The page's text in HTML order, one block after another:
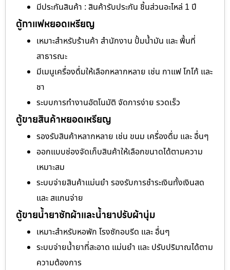
มีประกันสินค้า : สินค้ารับประกัน ชิ้นส่วนอะไหล่ 1 ปี
ตู้กาแฟหยอดเหรียญ
เหมาะสำหรับร้านค้า สำนักงาน ปั้มน้ำมัน และ พื้นที่
สาธารณะ
มีเมนูเครื่องดื่มให้เลือกหลากหลาย เช่น กาแฟ โกโก้ และ
ชา
ระบบการทำงานอัตโนมัติ จัดการง่าย รวดเร็ว
ตู้ขายสินค้าหยอดเหรียญ
รองรับสินค้าหลากหลาย เช่น ขนม เครื่องดื่ม และ อื่นๆ
ออกแบบช่องจัดเก็บสินค้าให้เลือกขนาดได้ตามความ
เหมาะสม
ระบบจ่ายสินค้าแม่นยำ รองรับการชำระเงินทั้งเงินสด
และ สแกนจ่าย
ตู้ขายน้ำยาซักผ้าและน้ำยาปรับผ้านุ่ม
เหมาะสำหรับหอพัก โรงซักอบรีด และ อื่นๆ
ระบบจ่ายน้ำยาที่สะอาด แม่นยำ และ ปรับปริมาณได้ตาม
ความต้องการ